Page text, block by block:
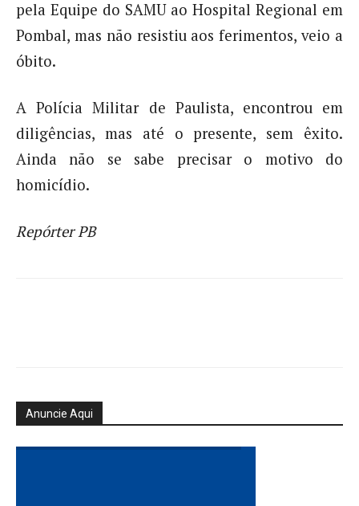
pela Equipe do SAMU ao Hospital Regional em
Pombal, mas não resistiu aos ferimentos, veio a
óbito.
A Polícia Militar de Paulista, encontrou em
diligências, mas até o presente, sem êxito.
Ainda não se sabe precisar o motivo do
homicídio.
Repórter PB
Anuncie Aqui